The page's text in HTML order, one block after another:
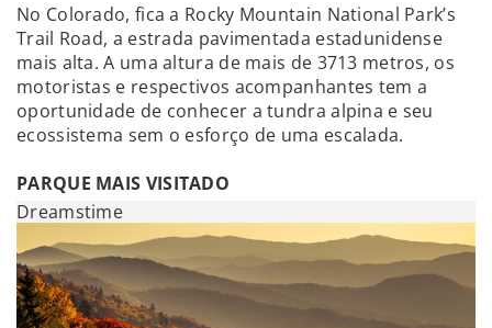
No Colorado, fica a Rocky Mountain National Park’s
Trail Road, a estrada pavimentada estadunidense
mais alta. A uma altura de mais de 3713 metros, os
motoristas e respectivos acompanhantes tem a
oportunidade de conhecer a tundra alpina e seu
ecossistema sem o esforço de uma escalada.
PARQUE MAIS VISITADO
Dreamstime